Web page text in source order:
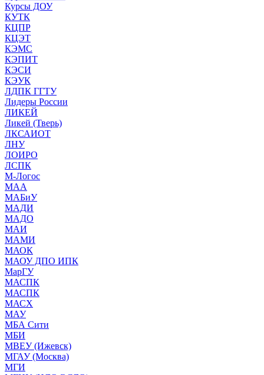
Курсы ДОУ
КУТК
КЦПР
КЦЭТ
КЭМС
КЭПИТ
КЭСИ
КЭУК
ЛДПК ГГТУ
Лидеры России
ЛИКЕЙ
Ликей (Тверь)
ЛКСАИОТ
ЛНУ
ЛОИРО
ЛСПК
М-Логос
МАА
МАБиУ
МАДИ
МАДО
МАИ
МАМИ
МАОК
МАОУ ДПО ИПК
МарГУ
МАСПК
МАСПК
МАСХ
МАУ
МБА Сити
МБИ
МВЕУ (Ижевск)
МГАУ (Москва)
МГИ